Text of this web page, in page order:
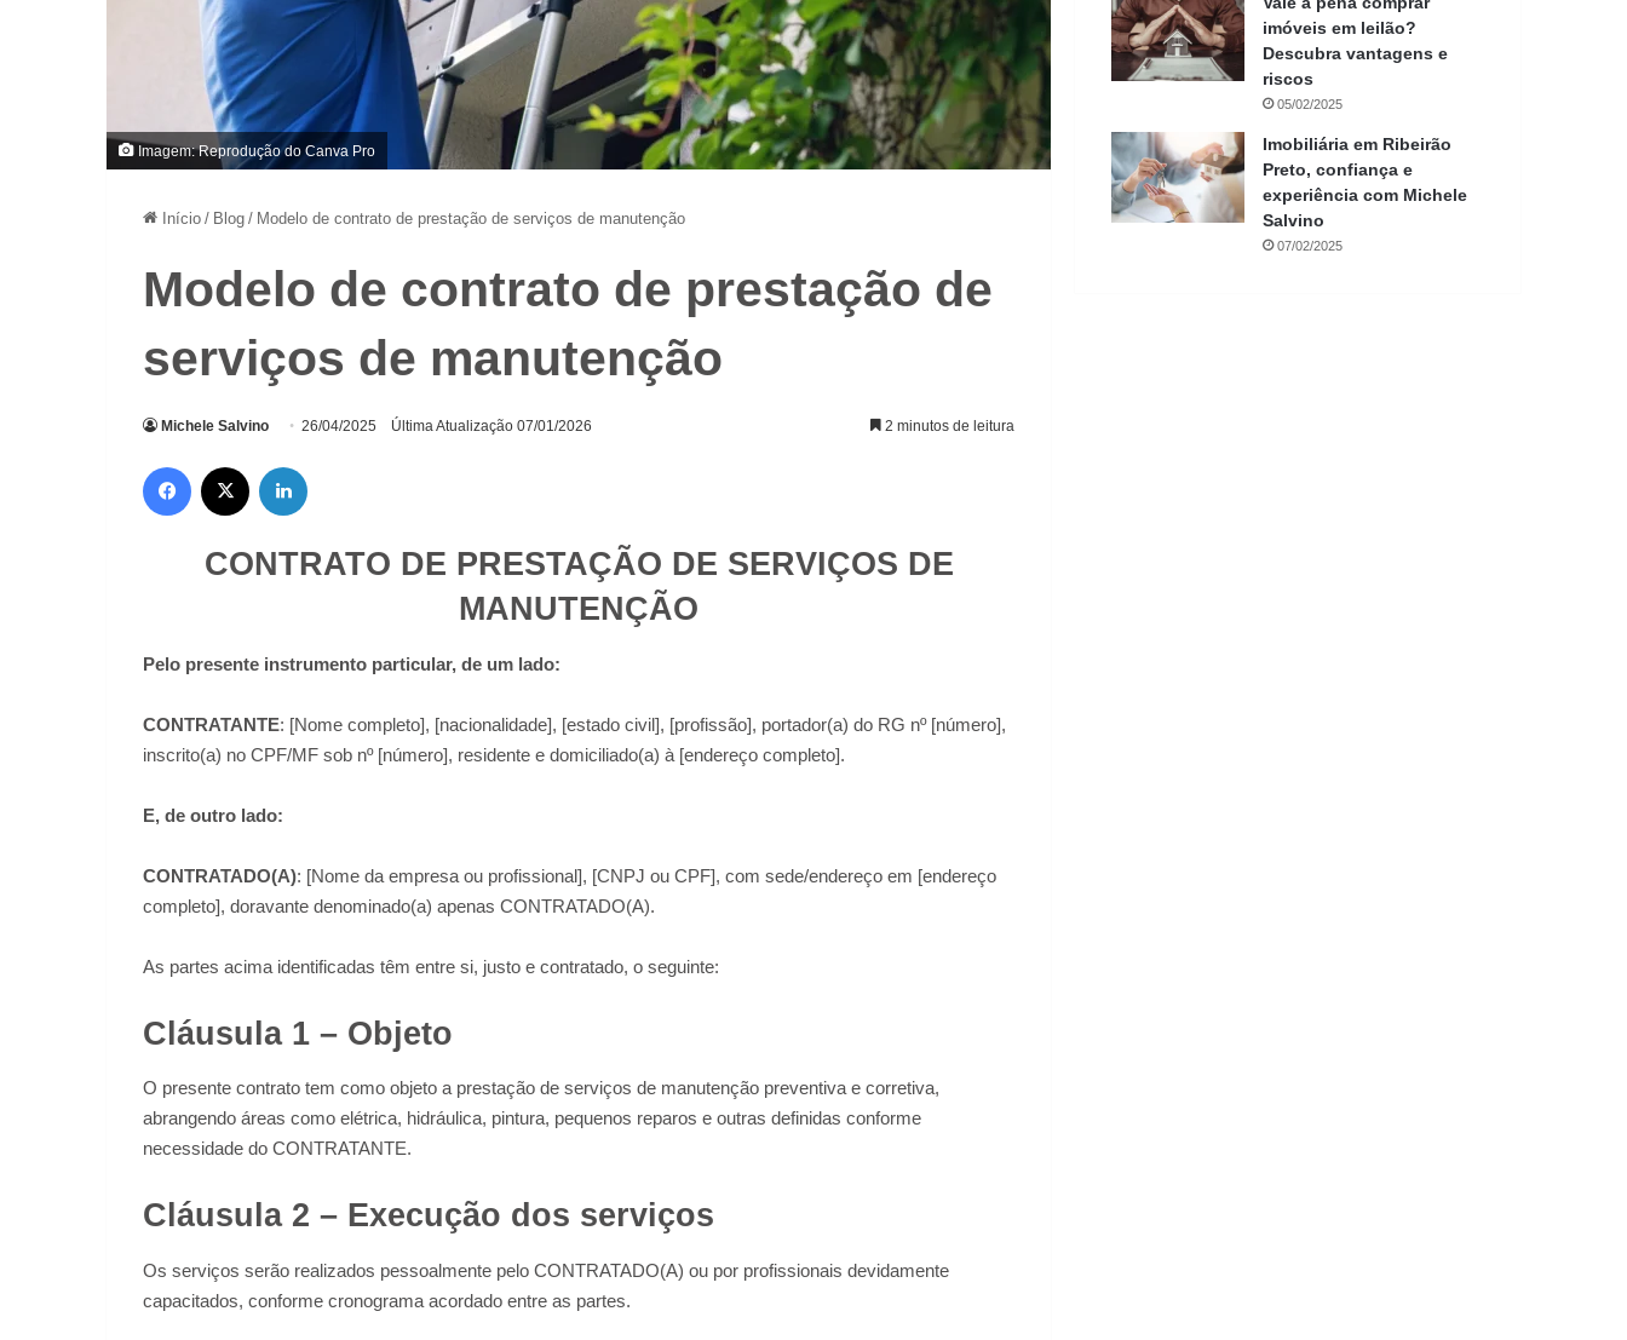
Imagem: Reprodução do Canva Pro
Início / Blog / Modelo de contrato de prestação de serviços de manutenção
Modelo de contrato de prestação de
serviços de manutenção
Michele Salvino 26/04/2025 Última Atualização 07/01/2026 2 minutos de leitura
Facebook
CONTRATO DE PRESTAÇÃO DE SERVIÇOS DE
MANUTENÇÃO
Pelo presente instrumento particular, de um lado:
CONTRATANTE: [Nome completo], [nacionalidade], [estado civil], [profissão], portador(a) do RG nº [número],
inscrito(a) no CPF/MF sob nº [número], residente e domiciliado(a) à [endereço completo].
E, de outro lado:
CONTRATADO(A): [Nome da empresa ou profissional], [CNPJ ou CPF], com sede/endereço em [endereço
completo], doravante denominado(a) apenas CONTRATADO(A).
As partes acima identificadas têm entre si, justo e contratado, o seguinte:
Cláusula 1 – Objeto
O presente contrato tem como objeto a prestação de serviços de manutenção preventiva e corretiva,
abrangendo áreas como elétrica, hidráulica, pintura, pequenos reparos e outras definidas conforme
necessidade do CONTRATANTE.
Cláusula 2 – Execução dos serviços
Os serviços serão realizados pessoalmente pelo CONTRATADO(A) ou por profissionais devidamente
capacitados, conforme cronograma acordado entre as partes.
imóveis em leilão?
Descubra vantagens e
riscos
05/02/2025
Imobiliária em Ribeirão
Preto, confiança e
experiência com Michele
Salvino
07/02/2025